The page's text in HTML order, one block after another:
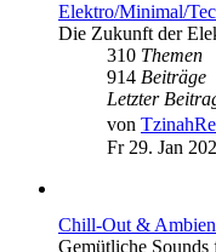
Elektro/Minimal/
Die Zukunft der
310 Themen
914 Beiträge
Letzter
von
Fr 29. Jan
Chill-Out &
Gemütliche Sounds